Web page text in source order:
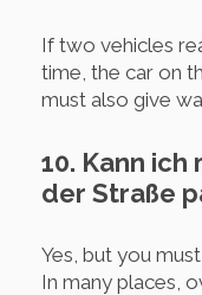
If two vehicles
time, the car on
must also give
10. Kann ich
der Straße
Yes, but you
In many places,